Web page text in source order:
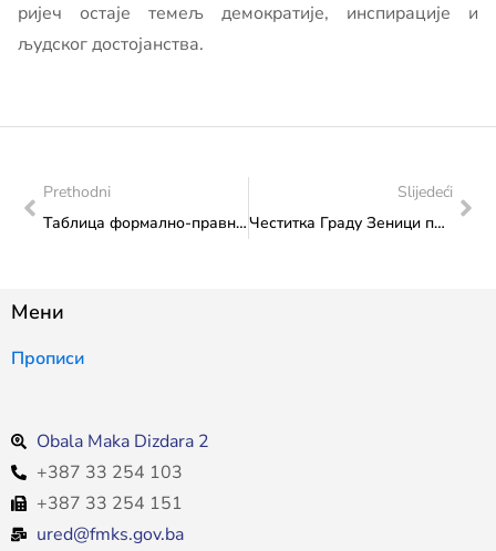
ријеч остаје темељ демократије, инспирације и
људског достојанства.
Prethodni
Таблица формално-правно неисправних пријава за Јавни конкурс – средства остварена на основу накнада за приређивање игара на срећу – Култура
Slijedeći
Честитка Граду Зеници поводом Дана Града
Мени
Прописи
Obala Maka Dizdara 2
+387 33 254 103
+387 33 254 151
ured@fmks.gov.ba